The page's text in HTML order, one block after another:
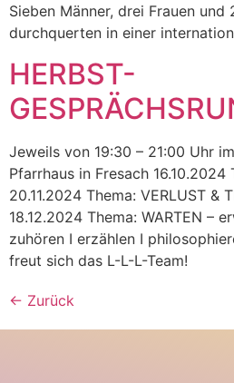
Sieben Männer, drei Frauen
durchquerten in einer
HERBST-
Jeweils von 19:30 – 21:00 Uhr
Pfarrhaus in Fresach 16.10.2024
20.11.2024 Thema: VERLUST &
18.12.2024 Thema: WARTEN –
zuhören I erzählen I
freut sich das L-L-L-Team!
← Zurück